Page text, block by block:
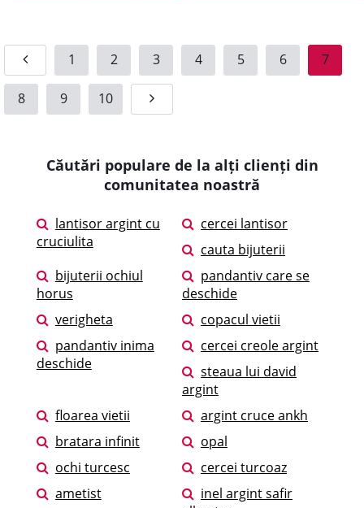
1 2 3 4 5 6 7
8 9 10
Căutări populare de la alți clienți din
comunitatea noastră
lantisor argint cu
cruciulita
cercei lantisor
cauta bijuterii
bijuterii ochiul
horus
pandantiv care se
deschide
verigheta
copacul vietii
pandantiv inima
deschide
cercei creole argint
steaua lui david
argint
floarea vietii
argint cruce ankh
bratara infinit
opal
ochi turcesc
cercei turcoaz
ametist
inel argint safir